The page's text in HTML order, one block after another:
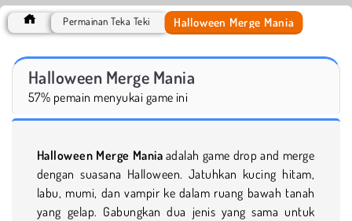
Permainan Teka Teki Halloween Merge Mania
Halloween Merge Mania
57% pemain menyukai game ini
Halloween Merge Mania adalah game drop and merge
dengan suasana Halloween. Jatuhkan kucing hitam,
labu, mumi, dan vampir ke dalam ruang bawah tanah
yang gelap. Gabungkan dua jenis yang sama untuk